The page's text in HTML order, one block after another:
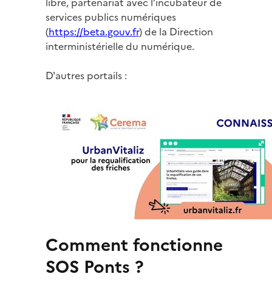
services publics numériques
(https://beta.gouv.fr) de la Direction
interministérielle du numérique.
D'autres portails :
Comment fonctionne
SOS Ponts ?